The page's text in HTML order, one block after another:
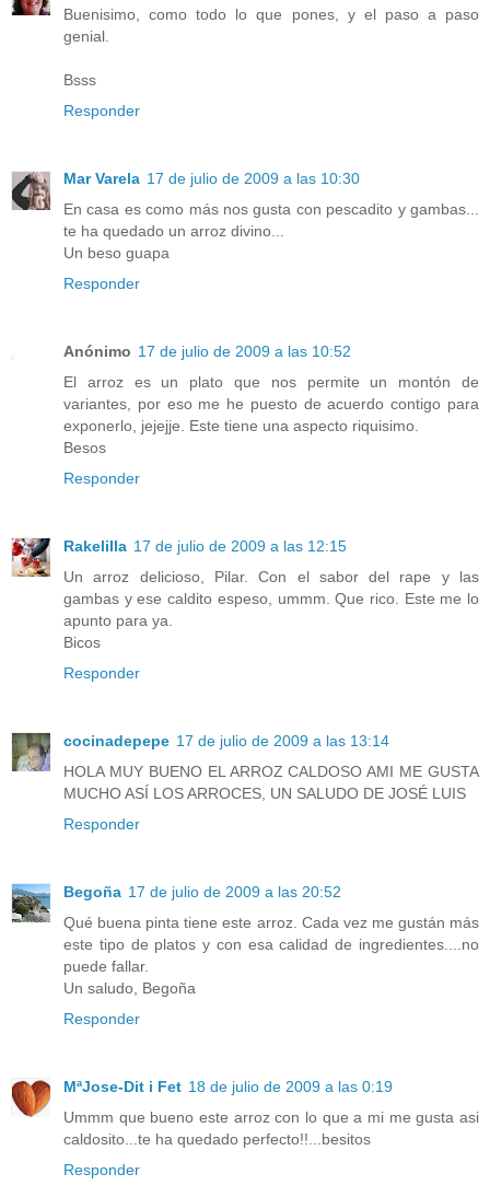
Buenisimo, como todo lo que pones, y el paso a paso
genial.
Bsss
Responder
Mar Varela 17 de julio de 2009 a las 10:30
En casa es como más nos gusta con pescadito y gambas...
te ha quedado un arroz divino...
Un beso guapa
Responder
Anónimo 17 de julio de 2009 a las 10:52
El arroz es un plato que nos permite un montón de
variantes, por eso me he puesto de acuerdo contigo para
exponerlo, jejejje. Este tiene una aspecto riquisimo.
Besos
Responder
Rakelilla 17 de julio de 2009 a las 12:15
Un arroz delicioso, Pilar. Con el sabor del rape y las
gambas y ese caldito espeso, ummm. Que rico. Este me lo
apunto para ya.
Bicos
Responder
cocinadepepe 17 de julio de 2009 a las 13:14
HOLA MUY BUENO EL ARROZ CALDOSO AMI ME GUSTA
MUCHO ASÍ LOS ARROCES, UN SALUDO DE JOSÉ LUIS
Responder
Begoña 17 de julio de 2009 a las 20:52
Qué buena pinta tiene este arroz. Cada vez me gustán más
este tipo de platos y con esa calidad de ingredientes....no
puede fallar.
Un saludo, Begoña
Responder
MªJose-Dit i Fet 18 de julio de 2009 a las 0:19
Ummm que bueno este arroz con lo que a mi me gusta asi
caldosito...te ha quedado perfecto!!...besitos
Responder